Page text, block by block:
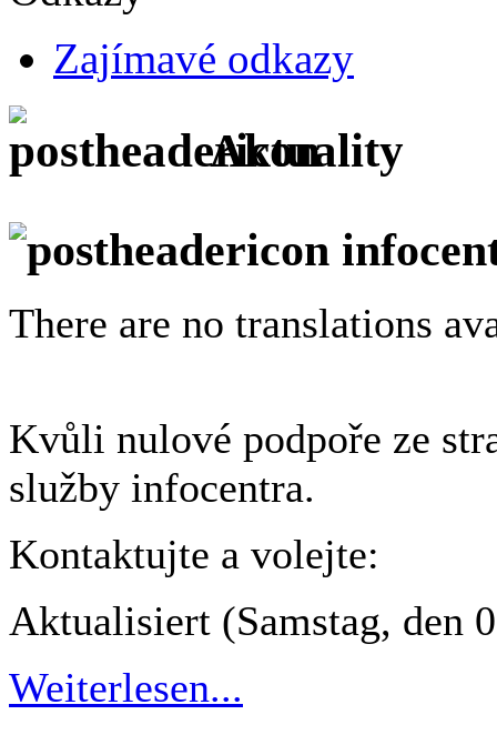
Zajímavé odkazy
Aktuality
There are no translations
Kvůli nulové podpoře ze
služby infocentra.
Kontaktujte a volejte:
Aktualisiert (Samstag, den
Weiterlesen...